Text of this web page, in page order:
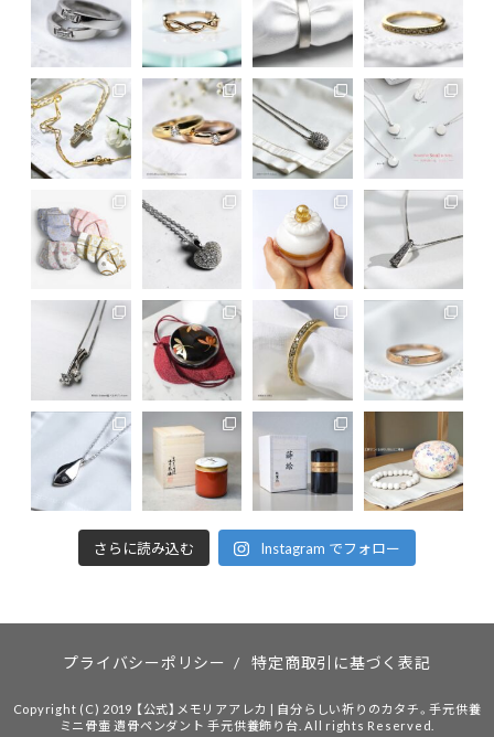
さらに読み込む Instagram でフォロー
プライバシーポリシー / 特定商取引に基づく表記
Copyright (C) 2019 【公式】メモリアアレカ | 自分らしい祈りのカタチ。手元供養
ミニ骨壷 遺骨ペンダント 手元供養飾り台. All rights Reserved.